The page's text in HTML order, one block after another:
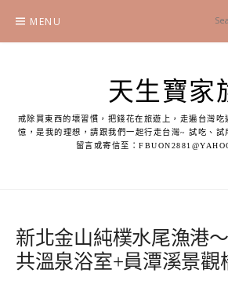
content
MENU
天生寶家
戒除買東西的壞習慣，把錢花在旅遊上，走遍台灣吃
憶，是我的理想，請跟我們一起行走台灣~ 試吃、試
留言或寄信至：
新北金山純樸水尾漁港
共溫泉浴室+員潭溪景觀